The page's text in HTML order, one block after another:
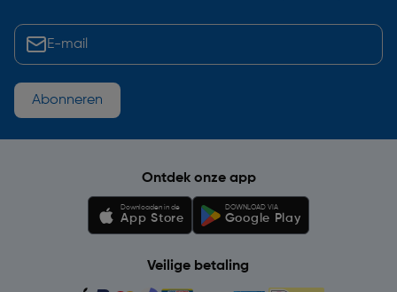
Abonneren
Ontdek onze app
Downloaden in de
App Store
DOWNLOAD VIA
Google Play
Veilige betaling